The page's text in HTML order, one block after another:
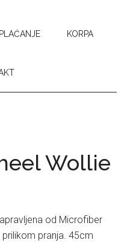
PLAĆANJE KORPA
Wollie
od Microfiber
pranja. 45cm